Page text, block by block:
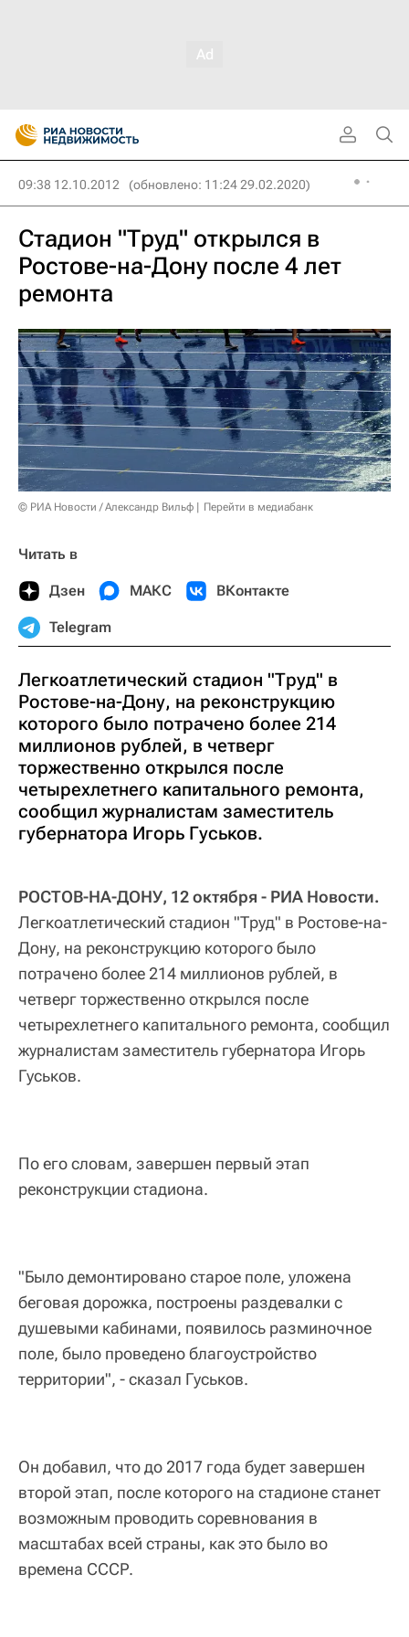
09:38 12.10.2012 (обновлено: 11:24 29.02.2020)
Стадион "Труд" открылся в
Ростове-на-Дону после 4 лет
ремонта
© РИА Новости / Александр Вильф Перейти в медиабанк
Читать в
Дзен МАКС ВКонтакте
Telegram
Легкоатлетический стадион "Труд" в
Ростове-на-Дону, на реконструкцию
которого было потрачено более 214
миллионов рублей, в четверг
торжественно открылся после
четырехлетнего капитального ремонта,
сообщил журналистам заместитель
губернатора Игорь Гуськов.
РОСТОВ-НА-ДОНУ, 12 октября - РИА Новости.
Легкоатлетический стадион "Труд" в Ростове-на-
Дону, на реконструкцию которого было
потрачено более 214 миллионов рублей, в
четверг торжественно открылся после
четырехлетнего капитального ремонта, сообщил
журналистам заместитель губернатора Игорь
Гуськов.
По его словам, завершен первый этап
реконструкции стадиона.
"Было демонтировано старое поле, уложена
беговая дорожка, построены раздевалки с
душевыми кабинами, появилось разминочное
поле, было проведено благоустройство
территории", - сказал Гуськов.
Он добавил, что до 2017 года будет завершен
второй этап, после которого на стадионе станет
возможным проводить соревнования в
масштабах всей страны, как это было во
времена СССР.